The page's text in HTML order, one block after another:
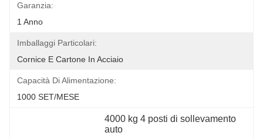
Garanzia:
1 Anno
Imballaggi Particolari:
Cornice E Cartone In Acciaio
Capacità Di Alimentazione:
1000 SET/MESE
4000 kg 4 posti di sollevamento
auto